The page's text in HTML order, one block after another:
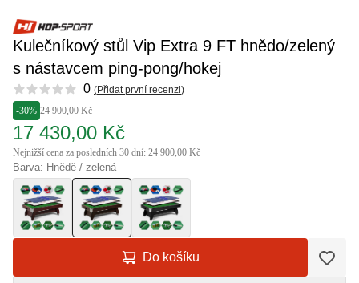
Kulečníkový stůl Vip Extra 9 FT hnědo/zelený
s nástavcem ping-pong/hokej
Reviews 0 (Přidat první recenzi)
-30% 24 900,00 Kč
17 430,00 Kč
Nejnižší cena za posledních 30 dní: 24 900,00 Kč
Barva: Hnědě / zelená
Do košíku